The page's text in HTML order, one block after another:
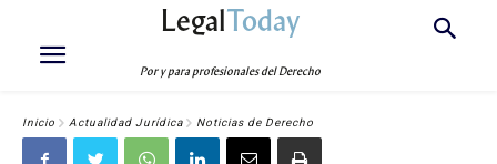
LegalToday
Por y para profesionales del Derecho
Inicio Actualidad Jurídica Noticias de Derecho